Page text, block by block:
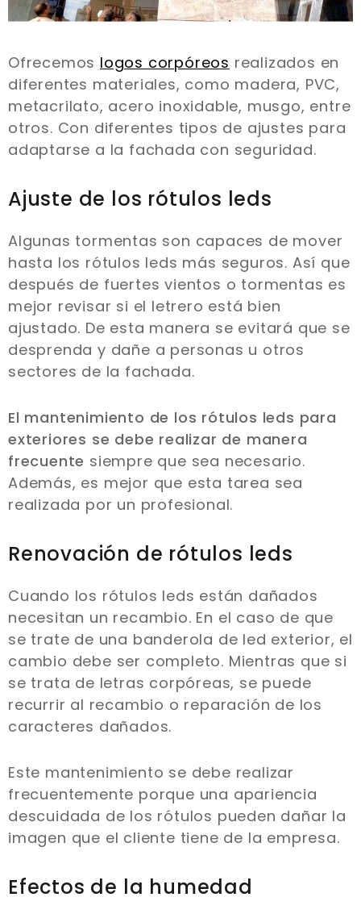
Ofrecemos logos corpóreos realizados en
diferentes materiales, como madera, PVC,
metacrilato, acero inoxidable, musgo, entre
otros. Con diferentes tipos de ajustes para
adaptarse a la fachada con seguridad.
Ajuste de los rótulos leds
Algunas tormentas son capaces de mover
hasta los rótulos leds más seguros. Así que
después de fuertes vientos o tormentas es
mejor revisar si el letrero está bien
ajustado. De esta manera se evitará que se
desprenda y dañe a personas u otros
sectores de la fachada.
El mantenimiento de los rótulos leds para
exteriores se debe realizar de manera
frecuente siempre que sea necesario.
Además, es mejor que esta tarea sea
realizada por un profesional.
Renovación de rótulos leds
Cuando los rótulos leds están dañados
necesitan un recambio. En el caso de que
se trate de una banderola de led exterior, el
cambio debe ser completo. Mientras que si
se trata de letras corpóreas, se puede
recurrir al recambio o reparación de los
caracteres dañados.
Este mantenimiento se debe realizar
frecuentemente porque una apariencia
descuidada de los rótulos pueden dañar la
imagen que el cliente tiene de la empresa.
Efectos de la humedad